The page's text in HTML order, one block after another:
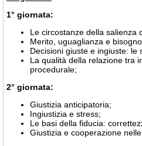
1° giornata:
Le circostanze della salienza
Merito, uguaglianza e
Decisioni giuste e ingiuste:
La qualità della relazione tra
procedurale;
2° giornata:
Giustizia anticipatoria;
Ingiustizia e stress;
Le basi della fiducia:
Giustizia e cooperazione